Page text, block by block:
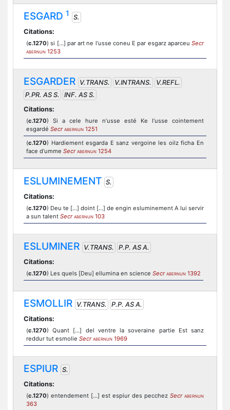
ESGARD 1
S.
Citations:
(c.1270) si […] par art ne l’usse coneu E par esgarz aparceu Secr
ABERNUN 1253
ESGARDER V.TRANS. V.INTRANS.
V.REFL.
P.PR. AS S.
INF. AS S.
Citations:
(c.1270) Si a cele hure n’usse esté Ke l’usse cointement
esgardé Secr ABERNUN 1251
(c.1270) Hardiement esgarda E sanz vergoine les oilz ficha En
face d’umme Secr ABERNUN 1254
ESLUMINEMENT S.
Citations:
(c.1270) Deu te [...] doint [...] de engin esluminement A lui servir
a sun talent Secr ABERNUN 103
ESLUMINER V.TRANS.
P.P. AS A.
Citations:
(c.1270) Les quels [Deu] ellumina en science Secr ABERNUN 1392
ESMOLLIR V.TRANS.
P.P. AS A.
Citations:
(c.1270) Quant [...] del ventre la soveraine partie Est sanz
reddur tut esmolie Secr ABERNUN 1969
ESPIUR S.
Citations:
(c.1270) entendement [...] est espiur des pecchez Secr ABERNUN
363